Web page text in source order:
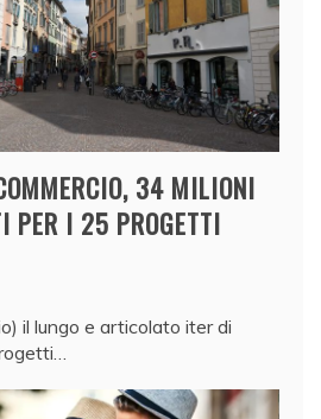
34 MILIONI
PER I 25 PROGETTI
il lungo e articolato iter di